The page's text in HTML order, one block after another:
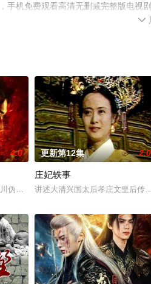
手机免费观看高清无删减完整版电视

4.0
伪装成传奇骗子“十三哥”，潜入诈骗孤
更新第12集 2.0
庄妃轶事
讲述大清兴国太后孝庄文皇后传